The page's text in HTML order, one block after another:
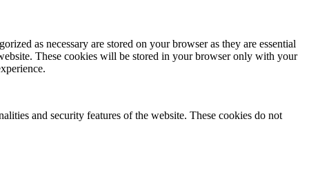
as necessary are stored on your browser as they are essential
These cookies will be stored in your browser only with your
and security features of the website. These cookies do not